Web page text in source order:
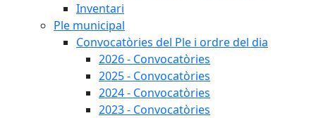
Inventari
Ple municipal
Convocatòries del Ple i ordre del dia
2026 - Convocatòries
2025 - Convocatòries
2024 - Convocatòries
2023 - Convocatòries